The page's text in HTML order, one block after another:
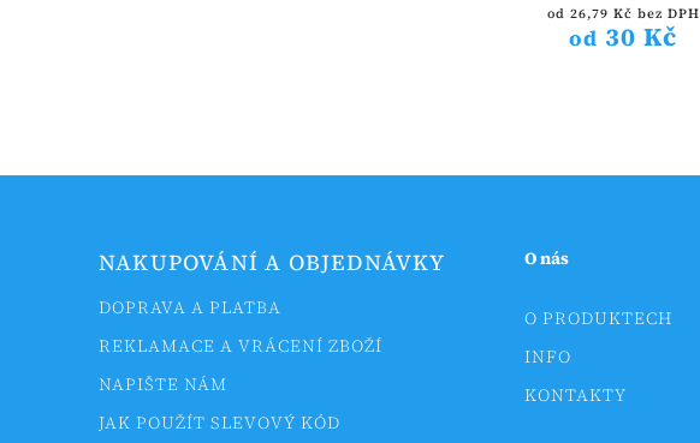
od 26,79 Kč bez DPH
od 30 Kč
NAKUPOVÁNÍ A OBJEDNÁVKY
DOPRAVA A PLATBA
REKLAMACE A VRÁCENÍ ZBOŽÍ
NAPIŠTE NÁM
JAK POUŽÍT SLEVOVÝ KÓD
O nás
O PRODUKTECH
INFO
KONTAKTY